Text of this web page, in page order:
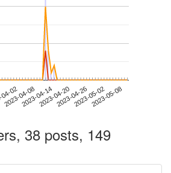
02
2023-04-082023-04-142023-04-202023-04-262023-05-022023-05-08
38 posts, 149